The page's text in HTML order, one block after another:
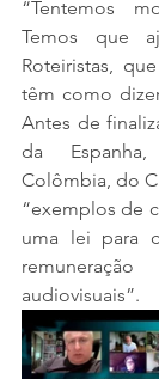
“Tentemos
Temos que
Roteiristas,
têm como
Antes de
da
Colômbia, do
“exemplos de
uma lei para
audiovisuais”.